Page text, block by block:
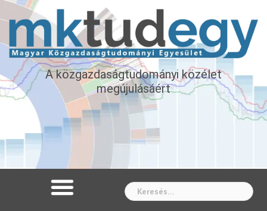
A közgazdaságtudományi közélet
megújulásáért